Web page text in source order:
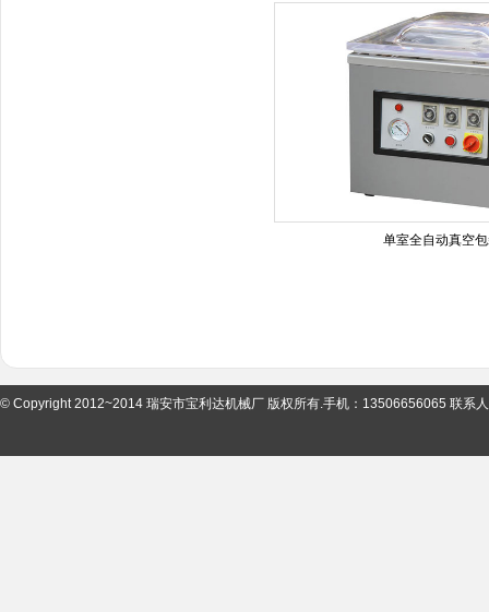
单室全自动真空
© Copyright 2012~2014 瑞安市宝利达机械厂 版权所有.手机：13506656065 联系